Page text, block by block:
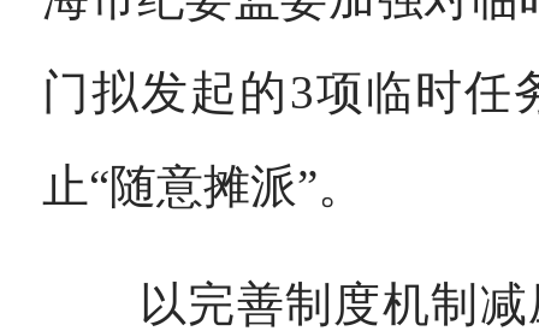
门拟发起的3项临时任
止“随意摊派”。
以完善制度机制减